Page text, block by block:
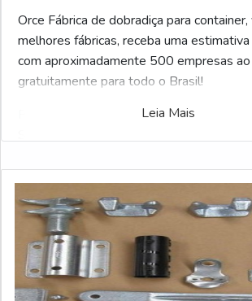
Orce Fábrica de dobradiça para container,
melhores fábricas, receba uma
com aproximadamente 500 empresas
gratuitamente para todo o Brasil!
Pensando em facilitar a vida do
dobradiça para container e gostaria de
o anunciante selecione um ou mais dos
listados adiante:
Veja também:Aluguel de Container
Leia Mais